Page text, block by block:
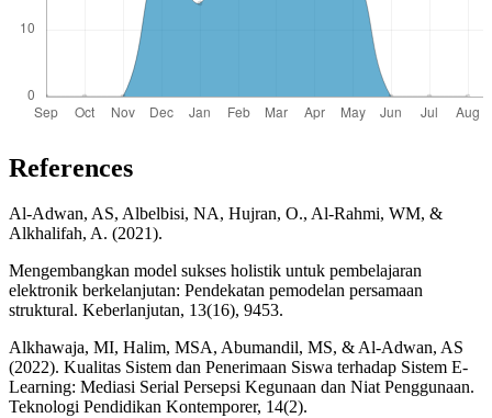
References
Al-Adwan, AS, Albelbisi, NA, Hujran, O., Al-Rahmi, WM, &
Alkhalifah, A. (2021).
Mengembangkan model sukses holistik untuk pembelajaran
elektronik berkelanjutan: Pendekatan pemodelan persamaan
struktural. Keberlanjutan, 13(16), 9453.
Alkhawaja, MI, Halim, MSA, Abumandil, MS, & Al-Adwan, AS
(2022). Kualitas Sistem dan Penerimaan Siswa terhadap Sistem E-
Learning: Mediasi Serial Persepsi Kegunaan dan Niat Penggunaan.
Teknologi Pendidikan Kontemporer, 14(2).